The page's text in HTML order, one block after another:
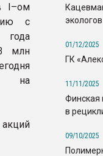
I–ом
с
млн
на
акций
01/12/2025
ГК
11/11/2025
Финская
в
09/10/2025